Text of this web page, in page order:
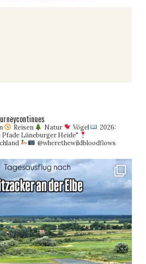
Reisen Natur Vögel
2026:
Lüneburger Heide"
@wherethewildbloodflows